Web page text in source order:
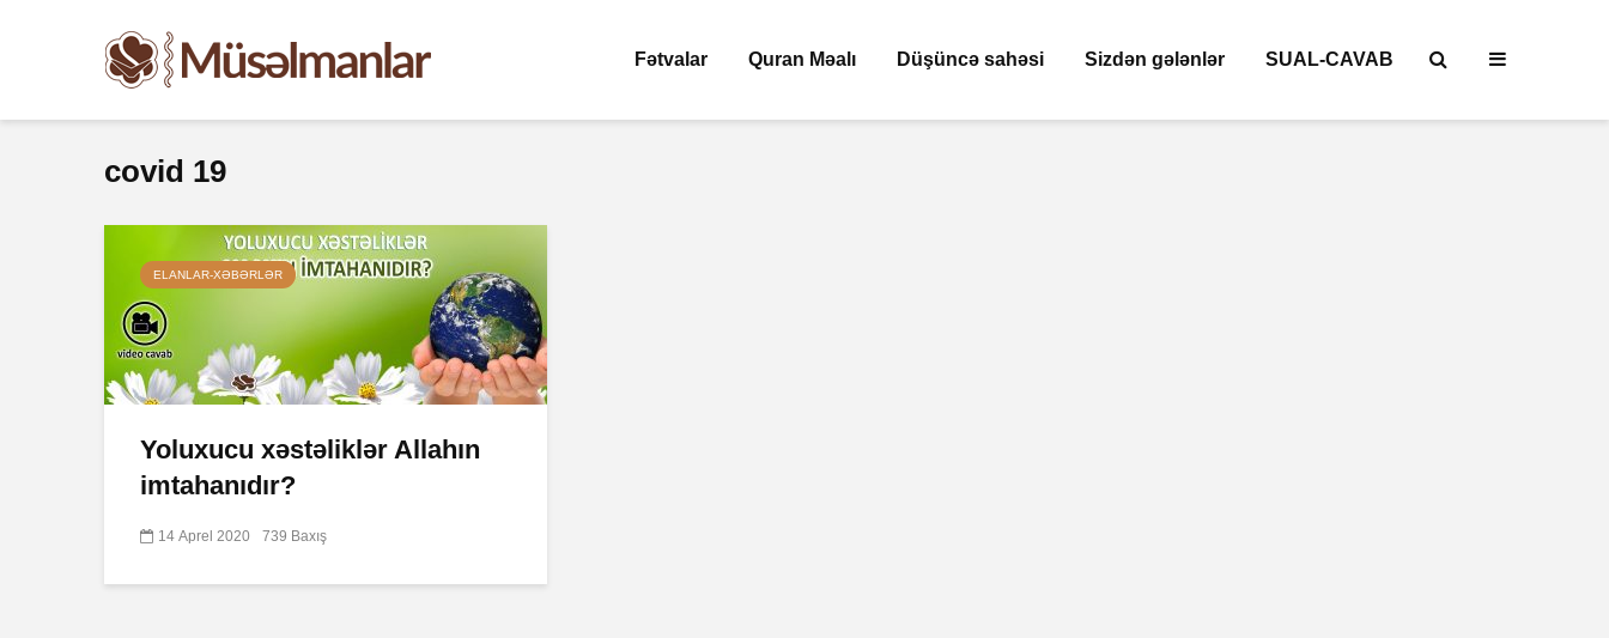
Fətvalar Quran Məalı Düşüncə sahəsi Sizdən gələnlər SUAL-CAVAB
covid 19
ELANLAR-XƏBƏRLƏR
Yoluxucu xəstəliklər Allahın
imtahanıdır?
14 Aprel 2020 739 Baxış